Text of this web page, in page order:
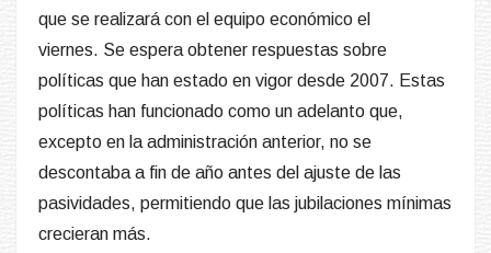
que se realizará con el equipo económico el
viernes. Se espera obtener respuestas sobre
políticas que han estado en vigor desde 2007. Estas
políticas han funcionado como un adelanto que,
excepto en la administración anterior, no se
descontaba a fin de año antes del ajuste de las
pasividades, permitiendo que las jubilaciones mínimas
crecieran más.